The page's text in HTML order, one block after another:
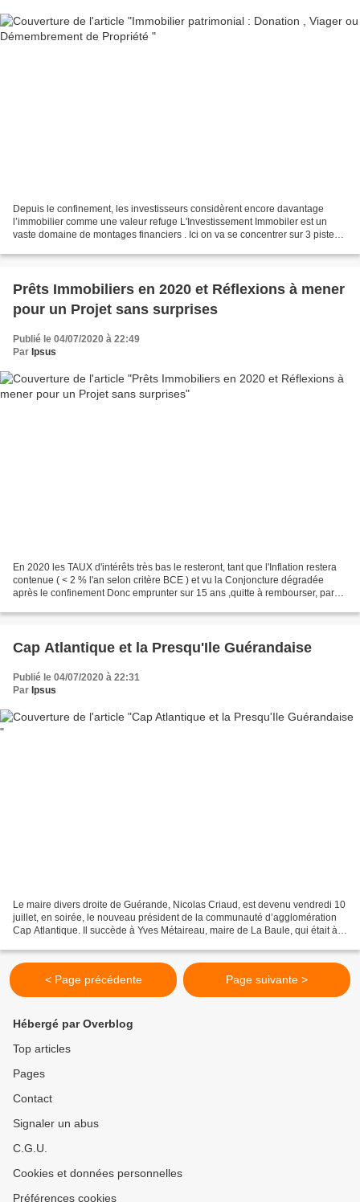
Depuis le confinement, les investisseurs considèrent encore davantage
l’immobilier comme une valeur refuge L'Investissement Immobiler est un
vaste domaine de montages financiers . Ici on va se concentrer sur 3 pistes
Prêts Immobiliers en 2020 et Réflexions à mener
pour un Projet sans surprises
Publié le 04/07/2020 à 22:49
Par Ipsus
En 2020 les TAUX d'intérêts très bas le resteront, tant que l'Inflation restera
contenue ( < 2 % l'an selon critère BCE ) et vu la Conjoncture dégradée
après le confinement Donc emprunter sur 15 ans ,quitte à rembourser, par
Cap Atlantique et la Presqu'Ile Guérandaise
Publié le 04/07/2020 à 22:31
Par Ipsus
Le maire divers droite de Guérande, Nicolas Criaud, est devenu vendredi 10
juillet, en soirée, le nouveau président de la communauté d’agglomération
Cap Atlantique. Il succède à Yves Métaireau, maire de La Baule, qui était à
< Page précédente Page suivante >
Hébergé par Overblog
Top articles
Pages
Contact
Signaler un abus
C.G.U.
Cookies et données personnelles
Préférences cookies